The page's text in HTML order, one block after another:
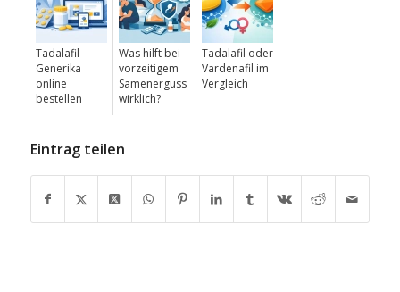
Tadalafil
Generika
online
bestellen
Was hilft bei
vorzeitigem
Samenerguss
wirklich?
Tadalafil oder
Vardenafil im
Vergleich
Eintrag teilen